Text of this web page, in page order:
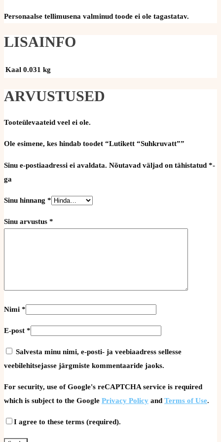
Personaalse tellimusena valminud toode ei ole tagastatav.
LISAINFO
Kaal 0.031 kg
ARVUSTUSED
Tooteülevaateid veel ei ole.
Ole esimene, kes hindab toodet “Lutikett “Suhkruvatt””
Sinu e-postiaadressi ei avaldata. Nõutavad väljad on tähistatud *-
ga
Sinu hinnang *
Sinu arvustus *
Nimi *
E-post *
Salvesta minu nimi, e-posti- ja veebiaadress sellesse
veebilehitsejasse järgmiste kommentaaride jaoks.
For security, use of Google's reCAPTCHA service is required
which is subject to the Google Privacy Policy and Terms of Use.
I agree to these terms (required).